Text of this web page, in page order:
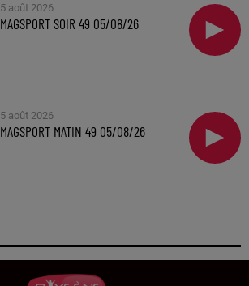
5 août 2026
MAGSPORT SOIR 49 05/08/26
5 août 2026
MAGSPORT MATIN 49 05/08/26